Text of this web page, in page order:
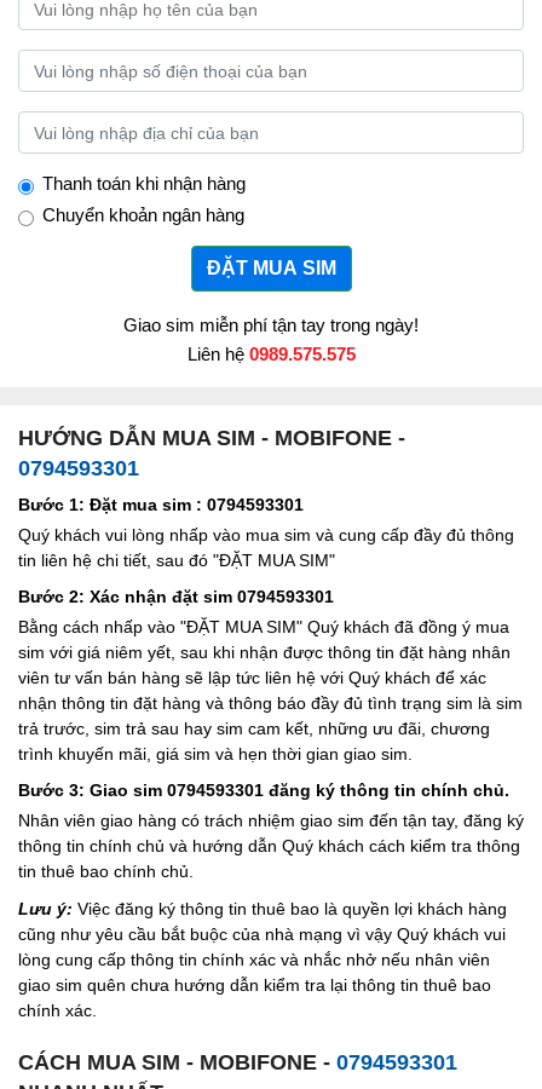
Thanh toán khi nhận hàng
Chuyển khoản ngân hàng
ĐẶT MUA SIM
Giao sim miễn phí tận tay trong ngày!
Liên hệ 0989.575.575
HƯỚNG DẪN MUA SIM - MOBIFONE -
0794593301
Bước 1: Đặt mua sim : 0794593301
Quý khách vui lòng nhấp vào mua sim và cung cấp đầy đủ thông
tin liên hệ chi tiết, sau đó "ĐẶT MUA SIM"
Bước 2: Xác nhận đặt sim 0794593301
Bằng cách nhấp vào "ĐẶT MUA SIM" Quý khách đã đồng ý mua
sim với giá niêm yết, sau khi nhận được thông tin đặt hàng nhân
viên tư vấn bán hàng sẽ lập tức liên hệ với Quý khách để xác
nhận thông tin đặt hàng và thông báo đầy đủ tình trạng sim là sim
trả trước, sim trả sau hay sim cam kết, những ưu đãi, chương
trình khuyến mãi, giá sim và hẹn thời gian giao sim.
Bước 3: Giao sim 0794593301 đăng ký thông tin chính chủ.
Nhân viên giao hàng có trách nhiệm giao sim đến tận tay, đăng ký
thông tin chính chủ và hướng dẫn Quý khách cách kiểm tra thông
tin thuê bao chính chủ.
Lưu ý: Việc đăng ký thông tin thuê bao là quyền lợi khách hàng
cũng như yêu cầu bắt buộc của nhà mạng vì vậy Quý khách vui
lòng cung cấp thông tin chính xác và nhắc nhở nếu nhân viên
giao sim quên chưa hướng dẫn kiểm tra lại thông tin thuê bao
chính xác.
CÁCH MUA SIM - MOBIFONE - 0794593301